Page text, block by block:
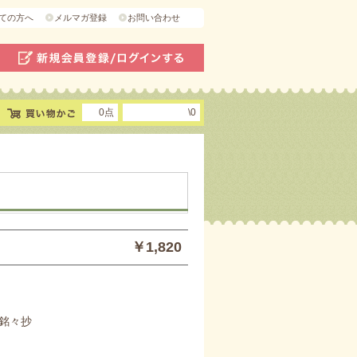
の方へ メルマガ登録 お問い合わせ
0点 \0
￥1,820
々抄